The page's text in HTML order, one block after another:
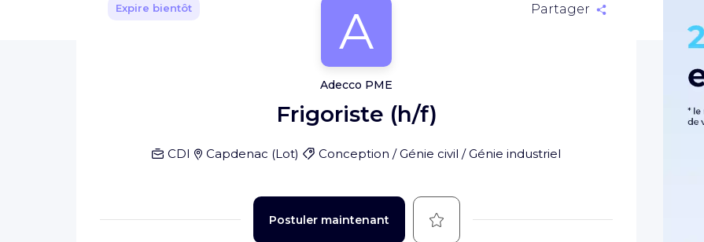
Expire bientôt A Partager
Adecco PME
Frigoriste (h/f)
CDI Capdenac (Lot) Conception / Génie civil / Génie industriel
Postuler maintenant Sauvegarder